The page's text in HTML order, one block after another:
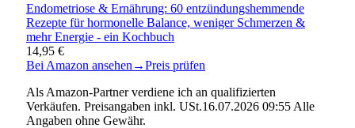
Endometriose & Ernährung: 60 entzündungshemmende
Rezepte für hormonelle Balance, weniger Schmerzen &
mehr Energie - ein Kochbuch
14,95 €
Bei Amazon ansehen →Preis prüfen
Als Amazon-Partner verdiene ich an qualifizierten
Verkäufen. Preisangaben inkl. USt.16.07.2026 09:55 Alle
Angaben ohne Gewähr.